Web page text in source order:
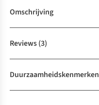
Omschrijving
Reviews(3)
Duurzaamheidskenmerken